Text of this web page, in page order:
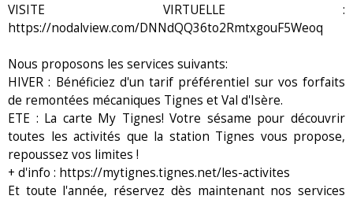
VISITE VIRTUELLE :
https://nodalview.com/DNNdQQ36to2RmtxgouF5Weoq
Nous proposons les services suivants:
HIVER : Bénéficiez d'un tarif préférentiel sur vos forfaits
de remontées mécaniques Tignes et Val d'Isère.
ETE : La carte My Tignes! Votre sésame pour découvrir
toutes les activités que la station Tignes vous propose,
repoussez vos limites !
+ d'info : https://mytignes.tignes.net/les-activites
Et toute l'année, réservez dès maintenant nos services